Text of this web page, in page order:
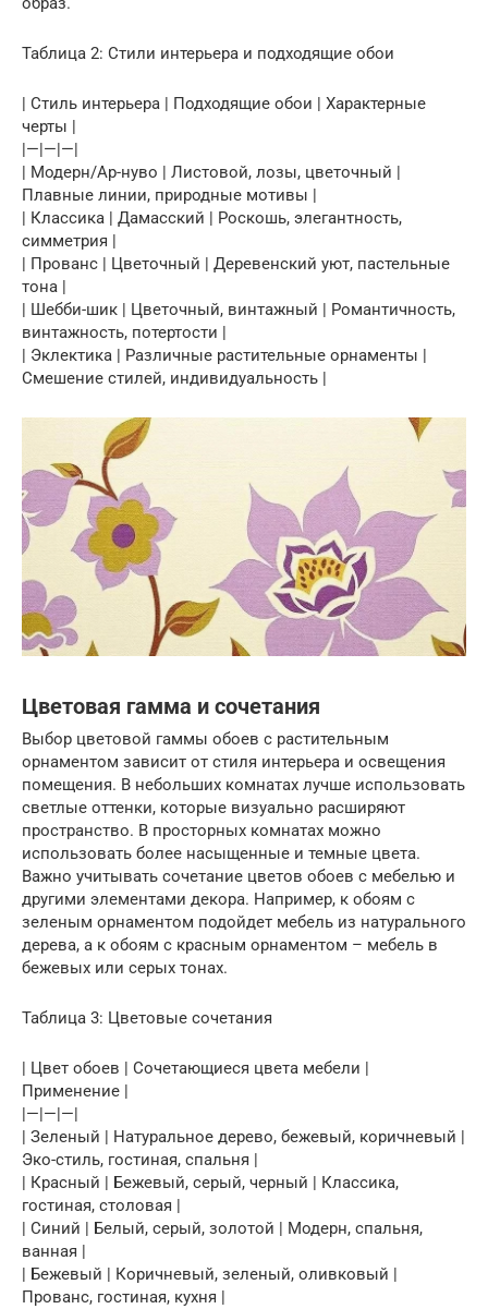
Таблица 2: Стили интерьера и подходящие обои
| Стиль интерьера | Подходящие обои | Характерные
черты |
|—|—|—|
| Модерн/Ар-нуво | Листовой, лозы, цветочный |
Плавные линии, природные мотивы |
| Классика | Дамасский | Роскошь, элегантность,
симметрия |
| Прованс | Цветочный | Деревенский уют, пастельные
тона |
| Шебби-шик | Цветочный, винтажный | Романтичность,
винтажность, потертости |
| Эклектика | Различные растительные орнаменты |
Смешение стилей, индивидуальность |
Цветовая гамма и сочетания
Выбор цветовой гаммы обоев с растительным
орнаментом зависит от стиля интерьера и освещения
помещения. В небольших комнатах лучше использовать
светлые оттенки, которые визуально расширяют
пространство. В просторных комнатах можно
использовать более насыщенные и темные цвета.
Важно учитывать сочетание цветов обоев с мебелью и
другими элементами декора. Например, к обоям с
зеленым орнаментом подойдет мебель из натурального
дерева, а к обоям с красным орнаментом – мебель в
бежевых или серых тонах.
Таблица 3: Цветовые сочетания
| Цвет обоев | Сочетающиеся цвета мебели |
Применение |
|—|—|—|
| Зеленый | Натуральное дерево, бежевый, коричневый |
Эко-стиль, гостиная, спальня |
| Красный | Бежевый, серый, черный | Классика,
гостиная, столовая |
| Синий | Белый, серый, золотой | Модерн, спальня,
ванная |
| Бежевый | Коричневый, зеленый, оливковый |
Прованс, гостиная, кухня |